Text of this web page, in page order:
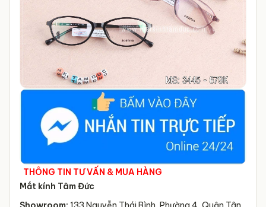
THÔNG TIN TƯ VẤN & MUA HÀNG
Mắt kính Tâm Đức